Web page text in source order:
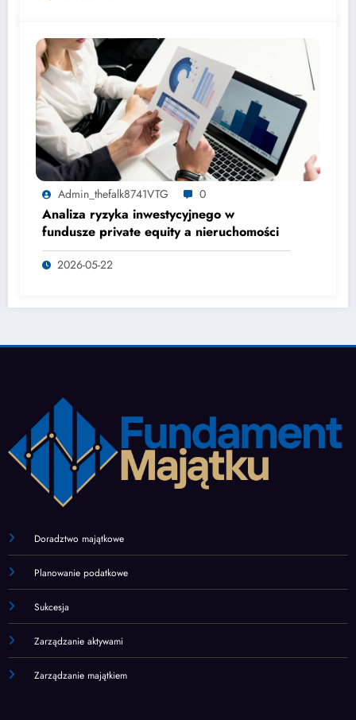
Admin_thefalk8741VTG 0
Analiza ryzyka inwestycyjnego w
fundusze private equity a nieruchomości
2026-05-22
Doradztwo majątkowe
Planowanie podatkowe
Sukcesja
Zarządzanie aktywami
Zarządzanie majątkiem